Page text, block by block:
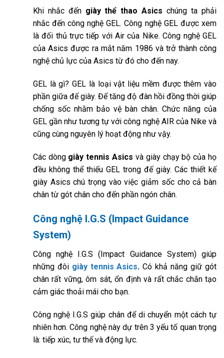
Khi nhắc đến giày thể thao Asics chúng ta phải
nhắc đến công nghệ GEL. Công nghệ GEL được xem
là đối thủ trực tiếp với Air của Nike. Công nghệ GEL
của Asics được ra mắt năm 1986 và trở thành công
nghệ chủ lực của Asics từ đó cho đến nay.
GEL là gì? GEL là loại vật liệu mềm được thêm vào
phần giữa đế giày. Để tăng độ đàn hồi đồng thời giúp
chống sốc nhằm bảo vệ bàn chân. Chức năng của
GEL gần như tương tự với công nghệ AIR của Nike và
cũng cùng nguyên lý hoạt động như vậy.
Các dòng giày tennis Asics và giày chạy bộ của họ
đều không thể thiếu GEL trong đế giày. Các thiết kế
giày Asics chú trọng vào việc giảm sốc cho cả bàn
chân từ gót chân cho đến phần ngón chân.
Công nghệ I.G.S (Impact Guidance
System)
Công nghệ I.G.S (Impact Guidance System) giúp
những đôi giày tennis Asics. Có khả năng giữ gót
chân rất vững, ôm sát, ổn định và rất chắc chắn tạo
cảm giác thoải mái cho bạn.
Công nghệ I.G.S giúp chân để di chuyển một cách tự
nhiên hơn. Công nghệ này dự trên 3 yếu tố quan trọng
là: tiếp xúc, tư thế và động lực.